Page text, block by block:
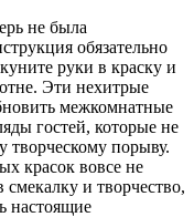
не была
обязательно
руки в краску и
Эти нехитрые
межкомнатные
гостей, которые не
творческому порыву.
красок вовсе не
смекалку и творчество,
настоящие